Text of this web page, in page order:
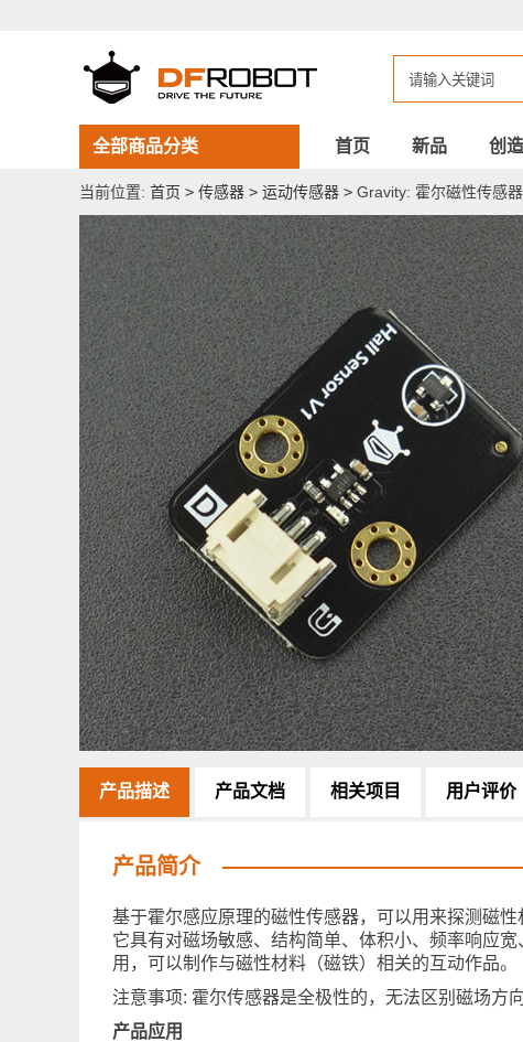
全部商品分类 首页 新品 创
当前位置: 首页 > 传感器 > 运动传感器 > Gravity: 霍尔磁性传感器
产品描述 产品文档 相关项目 用户评价
产品简介
基于霍尔感应原理的磁性传感器，可以用来探测磁
它具有对磁场敏感、结构简单、体积小、频率响应
用，可以制作与磁性材料（磁铁）相关的互动作品。
注意事项: 霍尔传感器是全极性的，无法区别磁场方向
产品应用